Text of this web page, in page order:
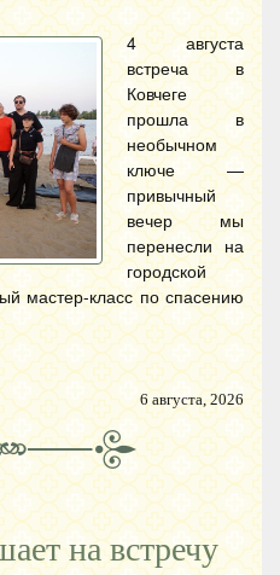
4 августа
встреча в
Ковчеге
прошла в
необычном
ключе —
привычный
вечер мы
перенесли на
городской
мастер-класс по спасению
6 августа, 2026
на встречу